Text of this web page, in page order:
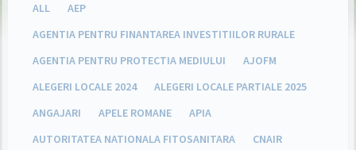
ALL
AEP
AGENTIA PENTRU FINANTAREA INVESTITIILOR RURALE
AGENTIA PENTRU PROTECTIA MEDIULUI
AJOFM
ALEGERI LOCALE 2024
ALEGERI LOCALE PARTIALE 2025
ANGAJARI
APELE ROMANE
APIA
AUTORITATEA NATIONALA FITOSANITARA
CNAIR